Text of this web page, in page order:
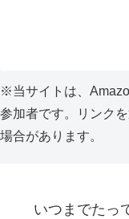
※当サイトは、
参加者です。リンク
場合があります。
いつまでたっ